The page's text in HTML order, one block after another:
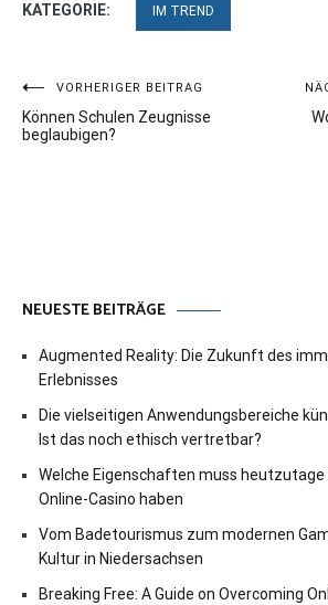
KATEGORIE: IM TREND
Beitragsnavigation
VORHERIGER BEITRAG
Können Schulen Zeugnisse
beglaubigen?
NEUESTE BEITRÄGE
Augmented Reality: Die Zukunft des
Erlebnisses
Die vielseitigen Anwendungsbereiche
Ist das noch ethisch vertretbar?
Welche Eigenschaften muss heutzutage
Online-Casino haben
Vom Badetourismus zum modernen
Kultur in Niedersachsen
Breaking Free: A Guide on Overcoming